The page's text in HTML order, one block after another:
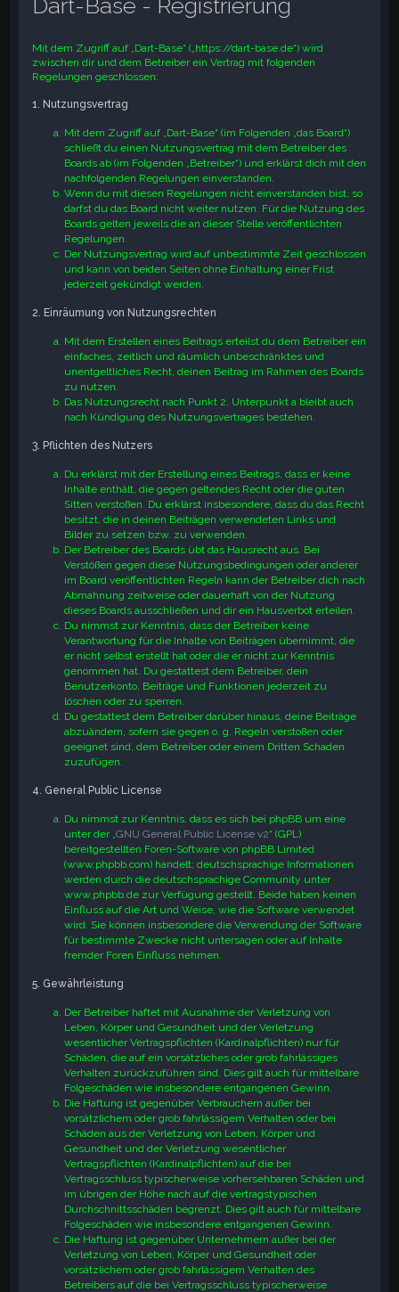
Mit dem Zugriff auf „Dart-Base“ („https://dart-base.de“) wird
zwischen dir und dem Betreiber ein Vertrag mit folgenden
Regelungen geschlossen:
1. Nutzungsvertrag
Mit dem Zugriff auf „Dart-Base“ (im Folgenden „das Board“)
schließt du einen Nutzungsvertrag mit dem Betreiber des
Boards ab (im Folgenden „Betreiber“) und erklärst dich mit den
nachfolgenden Regelungen einverstanden.
Wenn du mit diesen Regelungen nicht einverstanden bist, so
darfst du das Board nicht weiter nutzen. Für die Nutzung des
Boards gelten jeweils die an dieser Stelle veröffentlichten
Regelungen.
Der Nutzungsvertrag wird auf unbestimmte Zeit geschlossen
und kann von beiden Seiten ohne Einhaltung einer Frist
jederzeit gekündigt werden.
2. Einräumung von Nutzungsrechten
Mit dem Erstellen eines Beitrags erteilst du dem Betreiber ein
einfaches, zeitlich und räumlich unbeschränktes und
unentgeltliches Recht, deinen Beitrag im Rahmen des Boards
zu nutzen.
Das Nutzungsrecht nach Punkt 2, Unterpunkt a bleibt auch
nach Kündigung des Nutzungsvertrages bestehen.
3. Pflichten des Nutzers
Du erklärst mit der Erstellung eines Beitrags, dass er keine
Inhalte enthält, die gegen geltendes Recht oder die guten
Sitten verstoßen. Du erklärst insbesondere, dass du das Recht
besitzt, die in deinen Beiträgen verwendeten Links und
Bilder zu setzen bzw. zu verwenden.
Der Betreiber des Boards übt das Hausrecht aus. Bei
Verstößen gegen diese Nutzungsbedingungen oder anderer
im Board veröffentlichten Regeln kann der Betreiber dich nach
Abmahnung zeitweise oder dauerhaft von der Nutzung
dieses Boards ausschließen und dir ein Hausverbot erteilen.
Du nimmst zur Kenntnis, dass der Betreiber keine
Verantwortung für die Inhalte von Beiträgen übernimmt, die
er nicht selbst erstellt hat oder die er nicht zur Kenntnis
genommen hat. Du gestattest dem Betreiber, dein
Benutzerkonto, Beiträge und Funktionen jederzeit zu
löschen oder zu sperren.
Du gestattest dem Betreiber darüber hinaus, deine Beiträge
abzuändern, sofern sie gegen o. g. Regeln verstoßen oder
geeignet sind, dem Betreiber oder einem Dritten Schaden
zuzufügen.
4. General Public License
Du nimmst zur Kenntnis, dass es sich bei phpBB um eine
unter der „GNU General Public License v2“ (GPL)
bereitgestellten Foren-Software von phpBB Limited
(www.phpbb.com) handelt; deutschsprachige Informationen
werden durch die deutschsprachige Community unter
www.phpbb.de zur Verfügung gestellt. Beide haben keinen
Einfluss auf die Art und Weise, wie die Software verwendet
wird. Sie können insbesondere die Verwendung der Software
für bestimmte Zwecke nicht untersagen oder auf Inhalte
fremder Foren Einfluss nehmen.
5. Gewährleistung
Der Betreiber haftet mit Ausnahme der Verletzung von
Leben, Körper und Gesundheit und der Verletzung
wesentlicher Vertragspflichten (Kardinalpflichten) nur für
Schäden, die auf ein vorsätzliches oder grob fahrlässiges
Verhalten zurückzuführen sind. Dies gilt auch für mittelbare
Folgeschäden wie insbesondere entgangenen Gewinn.
Die Haftung ist gegenüber Verbrauchern außer bei
vorsätzlichem oder grob fahrlässigem Verhalten oder bei
Schäden aus der Verletzung von Leben, Körper und
Gesundheit und der Verletzung wesentlicher
Vertragspflichten (Kardinalpflichten) auf die bei
Vertragsschluss typischerweise vorhersehbaren Schäden und
im übrigen der Höhe nach auf die vertragstypischen
Durchschnittsschäden begrenzt. Dies gilt auch für mittelbare
Folgeschäden wie insbesondere entgangenen Gewinn.
Die Haftung ist gegenüber Unternehmern außer bei der
Verletzung von Leben, Körper und Gesundheit oder
vorsätzlichem oder grob fahrlässigem Verhalten des
Betreibers auf die bei Vertragsschluss typischerweise